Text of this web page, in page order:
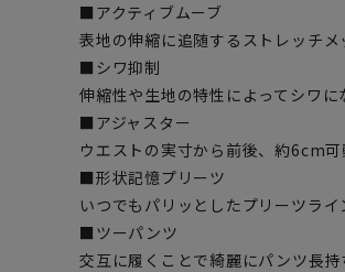
■アクティブムーブ
表地の伸縮に追随するストレッチメ
■シワ抑制
伸縮性や生地の特性によってシワに
■アジャスター
ウエストの実寸から前後、約6cm可
■形状記憶プリーツ
いつでもパリッとしたプリーツライ
■ツーパンツ
交互に履くことで綺麗にパンツ長持